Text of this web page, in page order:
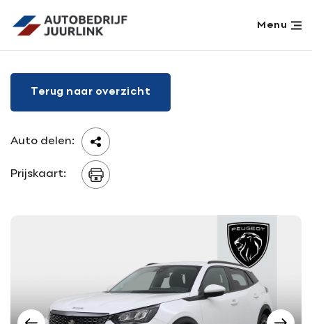
Menu
Aanbod
Diensten
info@juurlink.nl
0523-654030
Adres
Koningsspil 6
7773 NK Hardenberg
Terug naar overzicht
Auto delen:
Prijskaart: